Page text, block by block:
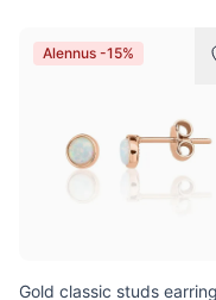
Alennus -15%
Gold classic studs